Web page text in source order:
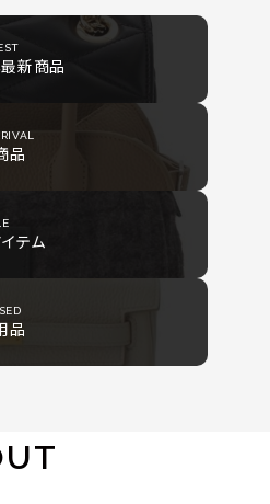
新商品
品
テム
品